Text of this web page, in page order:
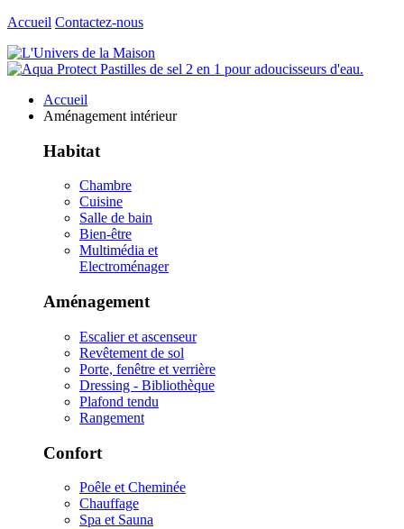
Accueil Contactez-nous
Accueil
Aménagement intérieur
Habitat
Chambre
Cuisine
Salle de bain
Bien-être
Multimédia et
Electroménager
Aménagement
Escalier et ascenseur
Revêtement de sol
Porte, fenêtre et verrière
Dressing - Bibliothèque
Plafond tendu
Rangement
Confort
Poêle et Cheminée
Chauffage
Spa et Sauna